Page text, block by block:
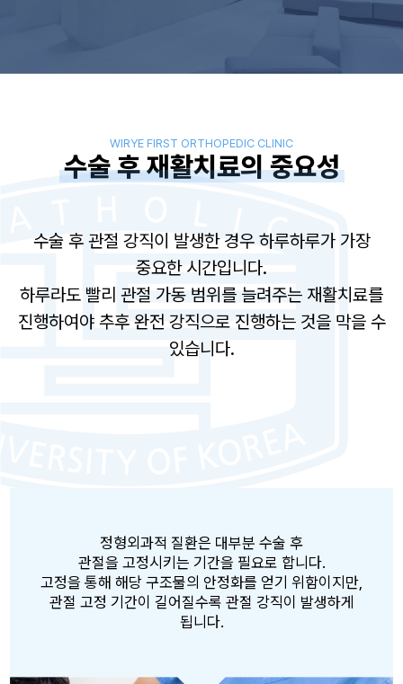
WIRYE FIRST ORTHOPEDIC CLINIC
수술 후 재활치료의 중요성
수술 후 관절 강직이 발생한 경우 하루하루가 가장
중요한 시간입니다.
하루라도 빨리 관절 가동 범위를 늘려주는 재활치료를
진행하여야 추후 완전 강직으로 진행하는 것을 막을 수
있습니다.
정형외과적 질환은 대부분 수술 후
관절을 고정시키는 기간을 필요로 합니다.
고정을 통해 해당 구조물의 안정화를 얻기 위함이지만,
관절 고정 기간이 길어질수록 관절 강직이 발생하게
됩니다.